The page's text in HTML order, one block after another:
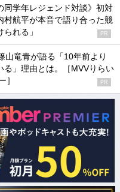
同学年レジェンド対談》初対
村航平が本音で語り合った競
れる」
PR
山竜青が語る「10年前より
る」理由とは。［MVVりらい
］
PR